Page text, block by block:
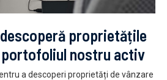
proprietățile
nostru activ
a descoperi proprietăți de vânzare